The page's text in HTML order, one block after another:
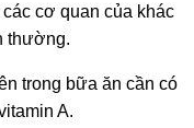
cơ quan của khác
thường.
trong bữa ăn cần có
A.